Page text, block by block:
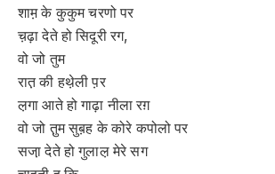
शाम़ के कुकुम चरणो पर
च़ढ़ा देते हो सिदूरी रग,
वो जो तुम
रात़ की हथे़ली प़र
ल़गा आते हो गाढ़ा नीला रग़
वो जो तु़म सुब़ह के कोरे कपोलो पर
सजा़ देते हो गुलाल़ मेरे सग